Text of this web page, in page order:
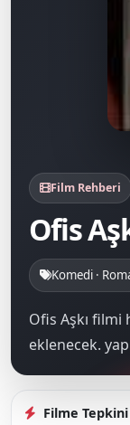
Film Rehberi
Ofis
Komedi ·
Ofis Aşkı filmi
eklenecek.
Filme